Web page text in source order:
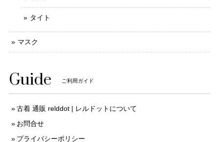
タイト
マスク
Guide ご利用ガイド
古着 通販 relddot | レルドットについて
お問合せ
プライバシーポリシー